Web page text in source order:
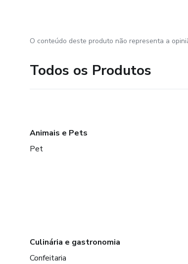
O conteúdo deste produto não representa a
Todos os Produtos
Animais e Pets
Pet
Culinária e gastronomia
Confeitaria